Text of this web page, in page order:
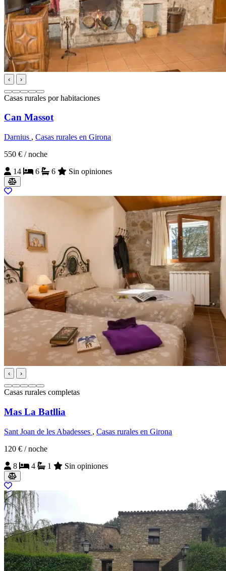
‹ ›
Casas rurales por habitaciones
Can Massot
Darnius , Casas rurales en Girona
550 € / noche
14
6 6 Sin opiniones
‹ ›
Casas rurales completas
Mas La Batllia
Sant Joan de les Abadesses , Casas rurales en Girona
120 € / noche
8
4 1 Sin opiniones